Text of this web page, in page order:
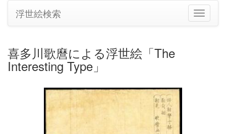
ナ
ビ
浮世絵検索
喜多川歌麿による浮世絵「The
Interesting Type」